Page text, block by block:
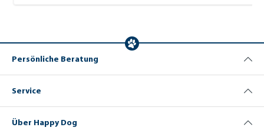
Persönliche Beratung
Service
Über Happy Dog